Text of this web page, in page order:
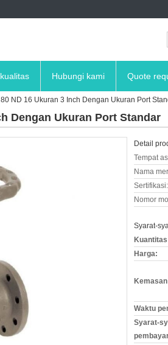
Hubungi kami Quote
ND 16 Ukuran 3 Inch Dengan Ukuran Port
Dengan Ukuran Port Standar
Detail
Tempat
Nama
Sertifikasi:
Nomor
Syarat-
Harga:
Waktu
Syarat-